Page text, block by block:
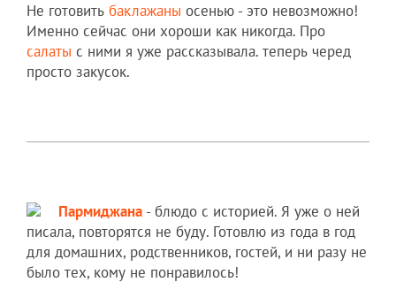
Не готовить баклажаны осенью - это невозможно!
Именно сейчас они хороши как никогда. Про
салаты с ними я уже рассказывала. теперь черед
просто закусок.
Пармиджана - блюдо с историей. Я уже о ней
писала, повторятся не буду. Готовлю из года в год
для домашних, родственников, гостей, и ни разу не
было тех, кому не понравилось!